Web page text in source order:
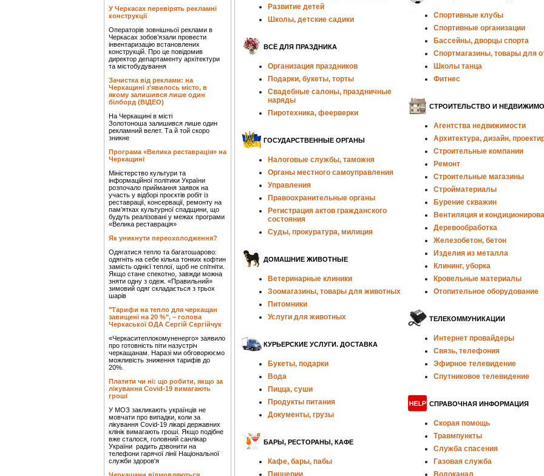
У Черкасах перевірять рекламні
конструкції
Операторів зовнішньої реклами в
Черкасах зобов’язали провести
інвентаризацію встановлених
конструкцій. Про це повідомив
директор департаменту архітектури
та містобудування
Зачистка від реклами: на
Черкащині з’явилось місто, в
якому залишився лише один
білборд (ВІДЕО)
На Черкащині в місті
Золотоноша залишився лише один
рекламний велет. Та й той скоро
зникне
Програма «Велика реставрація» на
Черкащині
Міністерство культури та
інформаційної політики України
розпочало приймання заявок на
участь у відборі проєктів робіт із
реставрації, консервації, ремонту на
пам’ятках культурної спадщини, що
будуть реалізовані у межах програми
«Велика реставрація»
Як уникнути переохолодження?
Одягатися тепло та багатошарово:
одягніть на себе кілька тонких кофтин
замість однієї теплої, щоб не спітніти.
Якщо стане спекотно, завжди можна
зняти одну з одеж. «Правильний»
зимовий одяг складається з трьох
шарів
"Тарифи на тепло для черкащан
завищені на 20 %", – голова
Черкаської ОДА Сергій Сергійчук
«Черкаситеплокомуненерго» заявило
про готовність піти назустріч
черкащанам. Наразі ми обговорюємо
можливість зниження тарифів до
20%.
Платити чи ні: що робити, якщо за
лікування Covid-19 вимагають
гроші
У МОЗ закликають українців не
мовчати про випадки, коли за
лікування Covid-19 лікарі державних
клінік вимагають гроші. Якщо подібне
вже сталося, головний санлікар
України радить дзвонити на
телефони гарячої лінії Національної
служби здоров'я
Развитие детей
Школы, детские садики
ВСЁ ДЛЯ ПРАЗДНИКА
Организация праздников
Подарки, букеты, торты
Свадебные салоны, праздничные
наряды
Пиротехника, феерверки
ГОСУДАРСТВЕННЫЕ ОРГАНЫ
Налоговые службы, таможня
Органы местного самоуправления
Управления
Правоохранительные органы
Регистрация актов гражданского
состояния
Суды, прокуратура, милиция
ДОМАШНИЕ ЖИВОТНЫЕ
Ветеринарные клиники
Зоомагазины, товары для животных
Питомники
Услуги для животных
КУРЬЕРСКИЕ УСЛУГИ. ДОСТАВКА
Букеты, подарки
Вода
Пицца, суши
Продукты питания
Документы, грузы
БАРЫ, РЕСТОРАНЫ, КАФЕ
Кафе, бары, пабы
Пиццерии
Спортивные клубы
Спортивные организации
Бассейны, дворцы спорта
Спортмагазины, товары для
Школы танца
Фитнес
СТРОИТЕЛЬСТВО И
Агентства недвижимости
Архитектура, дизайн,
Строительные компании
Ремонт
Строительные магазины
Стройматериалы
Бурение скважин
Вентиляция и
Деревообработка
Железобетон, бетон
Изделия из металла
Клининг, уборка
Кровельные материалы
Отопительное оборудование
ТЕЛЕКОММУНИКАЦИИ
Интернет провайдеры
Связь, телефония
Эфирное телевидение
Спутниковое телевидение
СПРАВОЧНАЯ ИНФОРМАЦИЯ
Скорая помощь
Травмпункты
Служба спасения
Газовая служба
Водоканал